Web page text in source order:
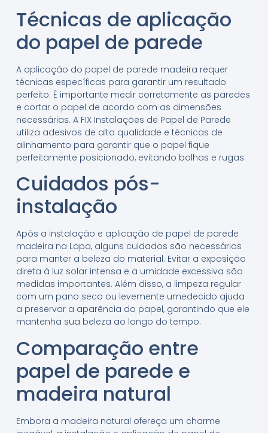
Técnicas de aplicação
do papel de parede
A aplicação do papel de parede madeira requer
técnicas específicas para garantir um resultado
perfeito. É importante medir corretamente as paredes
e cortar o papel de acordo com as dimensões
necessárias. A FIX Instalações de Papel de Parede
utiliza adesivos de alta qualidade e técnicas de
alinhamento para garantir que o papel fique
perfeitamente posicionado, evitando bolhas e rugas.
Cuidados pós-
instalação
Após a instalação e aplicação de papel de parede
madeira na Lapa, alguns cuidados são necessários
para manter a beleza do material. Evitar a exposição
direta à luz solar intensa e a umidade excessiva são
medidas importantes. Além disso, a limpeza regular
com um pano seco ou levemente umedecido ajuda
a preservar a aparência do papel, garantindo que ele
mantenha sua beleza ao longo do tempo.
Comparação entre
papel de parede e
madeira natural
Embora a madeira natural ofereça um charme